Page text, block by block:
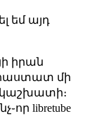
եմ այդ
իրան
հաստատ մի
կաշխատի։
libretube